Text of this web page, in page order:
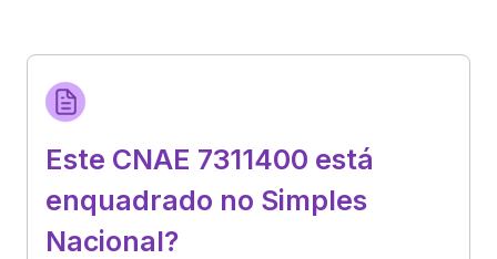
Este CNAE 7311400 está
enquadrado no Simples
Nacional?